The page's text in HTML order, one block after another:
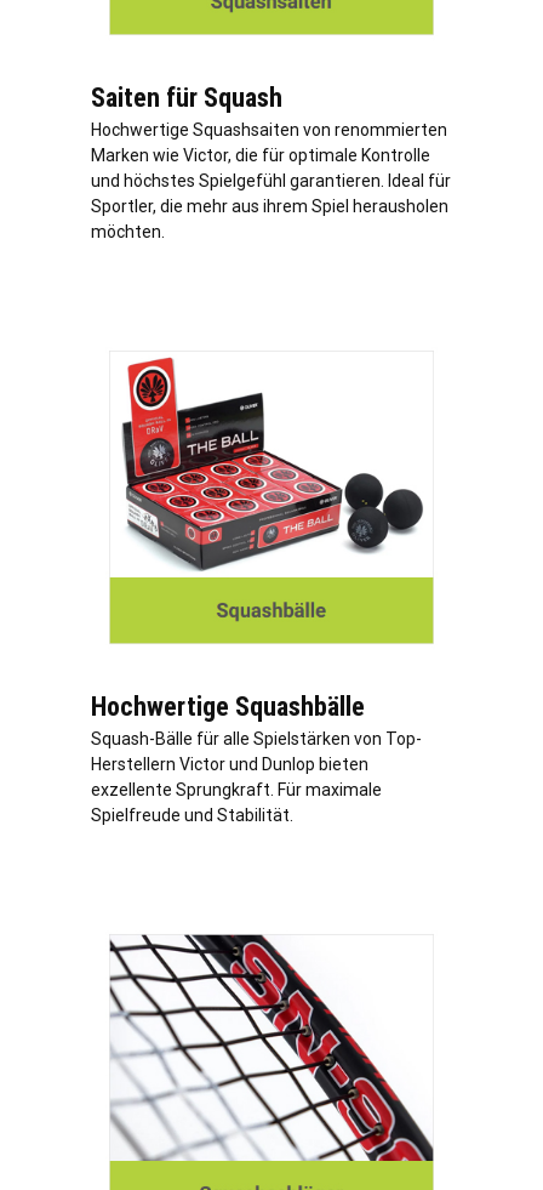
Saiten für Squash
Hochwertige Squashsaiten von renommierten
Marken wie Victor, die für optimale Kontrolle
und höchstes Spielgefühl garantieren. Ideal für
Sportler, die mehr aus ihrem Spiel herausholen
möchten.
Hochwertige Squashbälle
Squash-Bälle für alle Spielstärken von Top-
Herstellern Victor und Dunlop bieten
exzellente Sprungkraft. Für maximale
Spielfreude und Stabilität.